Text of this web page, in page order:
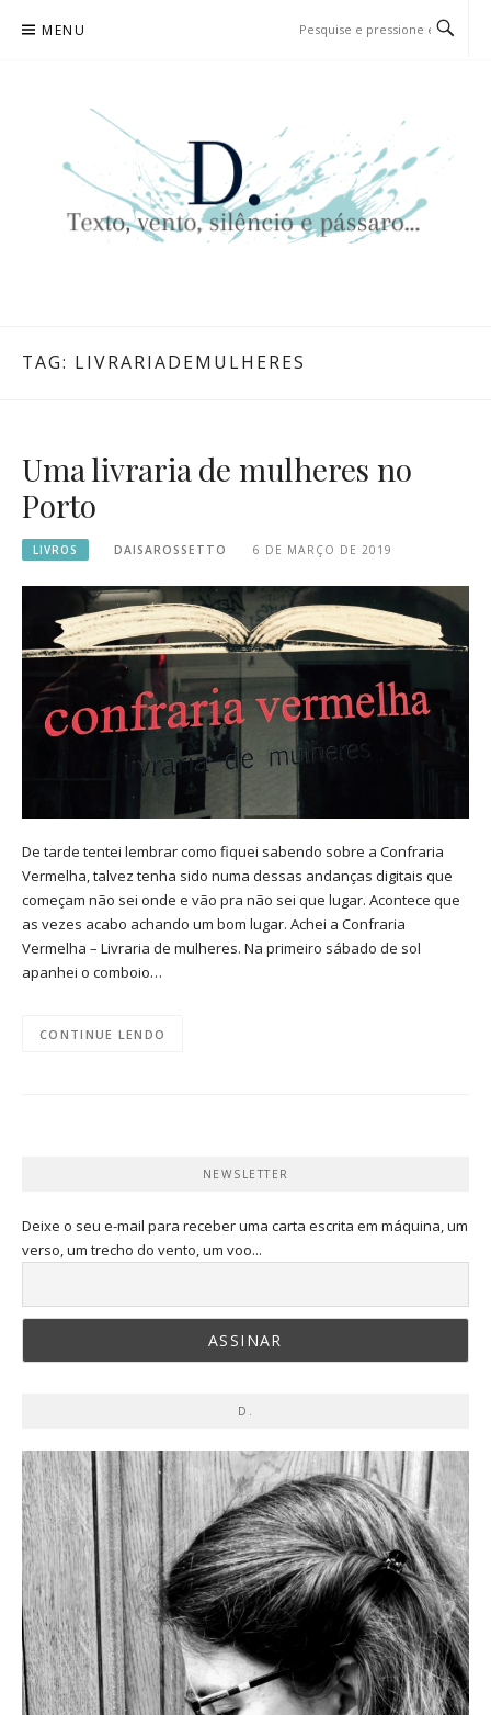
para MENU
TAG: LIVRARIADEMULHERES
Uma livraria de mulheres no
Porto
LIVROS DAISAROSSETTO 6 DE MARÇO DE 2019
De tarde tentei lembrar como fiquei sabendo sobre a Confraria
Vermelha, talvez tenha sido numa dessas andanças digitais que
começam não sei onde e vão pra não sei que lugar. Acontece que
as vezes acabo achando um bom lugar. Achei a Confraria
Vermelha – Livraria de mulheres. Na primeiro sábado de sol
apanhei o comboio…
CONTINUE LENDO
NEWSLETTER
Deixe o seu e-mail para receber uma carta escrita em máquina, um
verso, um trecho do vento, um voo...
D.